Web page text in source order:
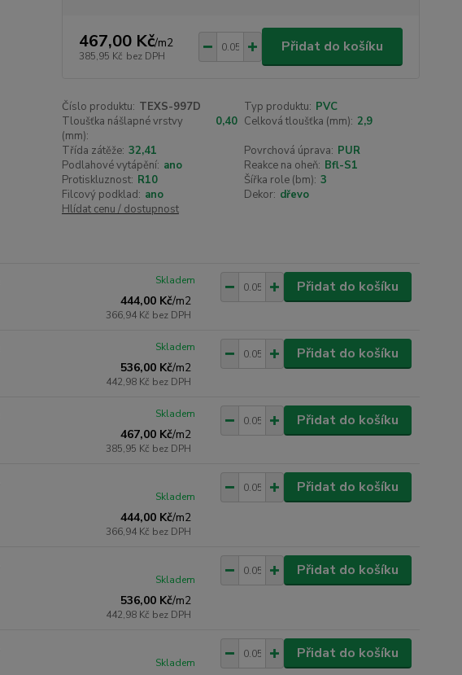
467,00 Kč/m2
385,95 Kč bez DPH
Přidat do košíku
Číslo produktu: TEXS-997D Typ produktu: PVC
Tloušťka nášlapné vrstvy
(mm):
0,40 Celková tloušťka (mm): 2,9
Třída zátěže: 32,41 Povrchová úprava: PUR
Podlahové vytápění: ano Reakce na oheň: Bfl-S1
Protiskluznost: R10 Šířka role (bm): 3
Filcový podklad: ano Dekor: dřevo
Hlídat cenu / dostupnost
444,00 Kč/m2
366,94 Kč bez DPH
Skladem Přidat do košíku
536,00 Kč/m2
442,98 Kč bez DPH
Skladem Přidat do košíku
467,00 Kč/m2
385,95 Kč bez DPH
Skladem Přidat do košíku
444,00 Kč/m2
366,94 Kč bez DPH
Skladem
Přidat do košíku
536,00 Kč/m2
442,98 Kč bez DPH
Skladem
Přidat do košíku
Skladem
Přidat do košíku